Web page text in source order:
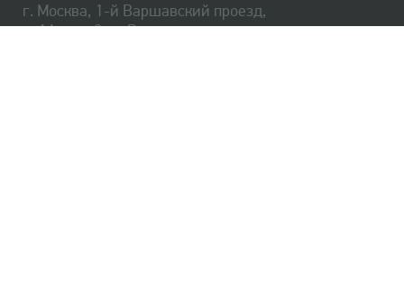
г. Москва, 1-й Варшавский проезд,
д. 1А, стр. 3, м. Варшавская